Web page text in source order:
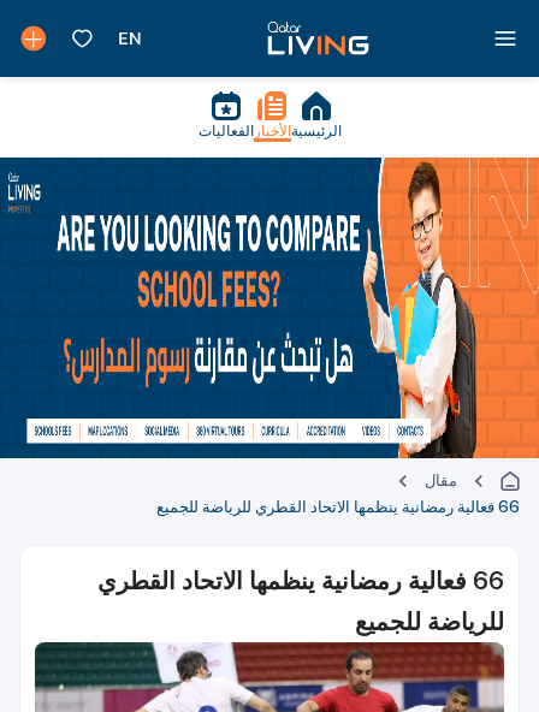
الرئيسية الأخبار الفعاليات
مقال
66 فعالية رمضانية ينظمها الاتحاد القطري للرياضة للجميع
66 فعالية رمضانية ينظمها الاتحاد القطري
للرياضة للجميع